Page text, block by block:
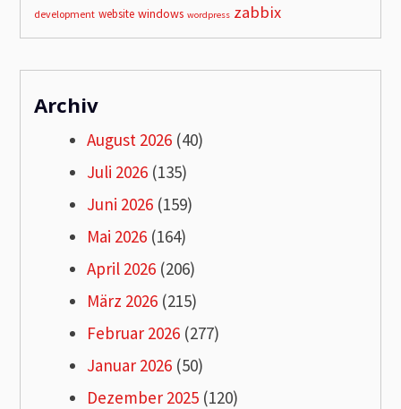
development website windows wordpress zabbix
Archiv
August 2026 (40)
Juli 2026 (135)
Juni 2026 (159)
Mai 2026 (164)
April 2026 (206)
März 2026 (215)
Februar 2026 (277)
Januar 2026 (50)
Dezember 2025 (120)